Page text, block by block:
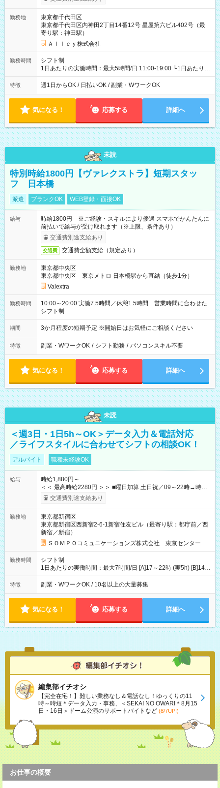
勤務地
東京都千代田区
東京都千代田区内神田2丁目14番12号 星屋第六ビル402号（最
寄り駅：神田駅）
Ａｌｌｅｙ株式会社
勤務時間
シフト制
1日あたりの実働時間：最大5時間/日 11:00-19:00 └1日あたりの
実働時間：1-5時間 └上記の時間帯内であれば、いつでも勤務可
能！ └平日・土曜日の中で、お好きな曜日でご勤務いただけま
18:00 などのように、自由な働き方が可能なお仕事です！
特徴 週1日からOK / 日払いOK / 副業・WワークOK
気になる！ 応募する 詳細へ
未読
特別時給1800円【ヴァレクストラ】短期スタッ
フ 日本橋
派遣 ブランクOK WEB登録・面接OK
給与
時給1800円 ※ご経験・スキルにより優遇 スマホでかんたんに
前払いで給与が受け取れます（※上限、条件あり）
交通費別途支給あり
交通費 交通費全額支給（規定あり）
勤務地
東京都中央区
東京都中央区 東京メトロ 日本橋駅から直結（徒歩1分）
Valextra
勤務時間
10:00～20:00 実働7.5時間／休憩1.5時間 営業時間に合わせた
シフト制
期間 3か月程度の短期予定 ※開始日はお気軽にご相談ください
特徴 副業・WワークOK / シフト勤務 / パソコンスキル不要
気になる！ 応募する 詳細へ
未読
＜週3日・1日5h～OK＞データ入力＆電話対応
／ライフスタイルに合わせてシフトの相談OK！
アルバイト 職種未経験OK
給与
時給1,880円～
＜＜ 最高時給2280円 ＞＞ ■曜日加算 土日祝／09～22時→時給
＋400円 ■時間加算 月曜／09～12時→時給＋200円 月曜／17～
22時→時給＋200円 金曜／17～22時→時給＋400円 ■導入研
━━━━━━━━━━━━━━━ ■月収例 ◎ロングシフト（週3日×実7h） [1]
金曜日収：15160円×4日＝60640円 [2]土曜日収：15960円×5日
＝79800円 [3]日曜日収：15960円×5日＝79800円 [1]＋[2]＋[3]＝
月収22万240円 ◎ショートシフト（週3日×実5h） [1]月曜日収：
10400円×4日＝41600円 [2]金曜日収：11400円×4日＝45600円
[3]土曜日収：11400円×5日＝57000円 [1]＋[2]＋[3]＝月収14万
4200円 【試用期間】試用期間あり 試用期間の長さ：3ヶ月 ※ 雇
態：本採用時と同じです。 給与：時給 1,780円以上 ※各加算給
無
交通費別途支給あり
勤務地
東京都新宿区
東京都新宿区西新宿2-6-1新宿住友ビル（最寄り駅：都庁前／西
新宿／新宿）
ＳＯＭＰＯコミュニケーションズ株式会社 東京センター
勤務時間
シフト制
1日あたりの実働時間：最大7時間/日 [A]17～22時 (実5h) [B]14～
22時 (実7h/休1h） ★週3～5日※土or日必須 ◎休日：平日メイン
※[B]OJT終了後要相談 ◎下記選択制 （1）曜日固定 週3～・土or
選択可 ▶ご確認 祝日/GW/年末年始等も シフト通りの出勤が必要
です
特徴 副業・WワークOK / 10名以上の大量募集
気になる！ 応募する 詳細へ
編集部イチオシ
【完全在宅！】難しい業務なし＆電話なし！ゆっくりの11
時～時短＊データ入力・事務、＜SEKAI NO OWARI＊8月15
日・16日＞ドーム公演のサポートバイトなど (8/7UP!)
お仕事の概要